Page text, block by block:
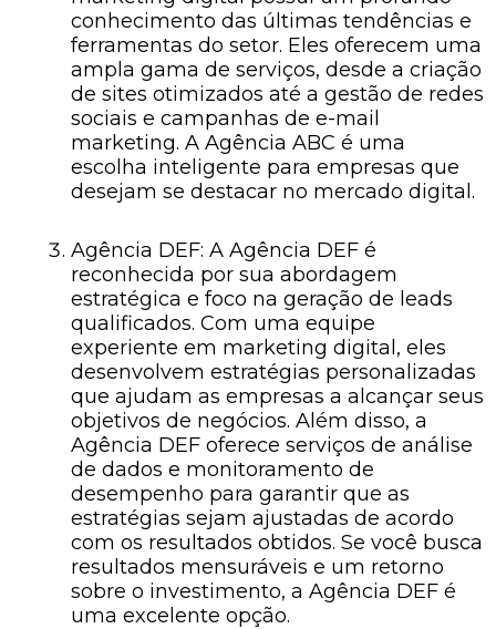
conhecimento das últimas tendências e
ferramentas do setor. Eles oferecem uma
ampla gama de serviços, desde a criação
de sites otimizados até a gestão de redes
sociais e campanhas de e-mail
marketing. A Agência ABC é uma
escolha inteligente para empresas que
desejam se destacar no mercado digital.
Agência DEF: A Agência DEF é
reconhecida por sua abordagem
estratégica e foco na geração de leads
qualificados. Com uma equipe
experiente em marketing digital, eles
desenvolvem estratégias personalizadas
que ajudam as empresas a alcançar seus
objetivos de negócios. Além disso, a
Agência DEF oferece serviços de análise
de dados e monitoramento de
desempenho para garantir que as
estratégias sejam ajustadas de acordo
com os resultados obtidos. Se você busca
resultados mensuráveis e um retorno
sobre o investimento, a Agência DEF é
uma excelente opção.